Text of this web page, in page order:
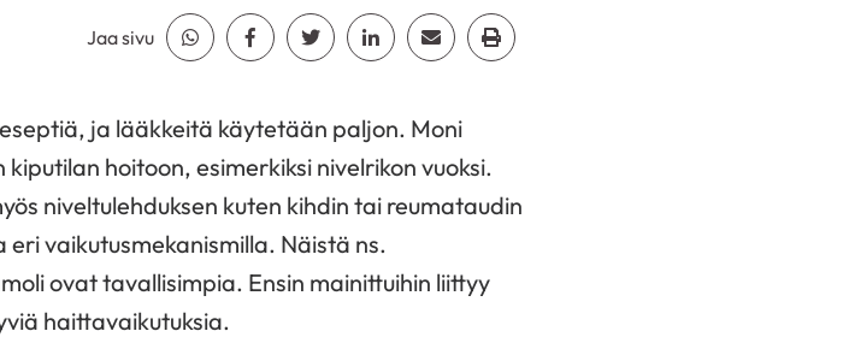
Jaa sivu Jaa Whatsapp
Jaa Facebook
Jaa TwitterJaa LinkedinJaa EmailJaa Print
ja lääkkeitä käytetään paljon. Moni
hoitoon, esimerkiksi nivelrikon vuoksi.
niveltulehduksen kuten kihdin tai reumataudin
vaikutusmekanismilla. Näistä ns.
ovat tavallisimpia. Ensin mainittuihin liittyy
haittavaikutuksia.